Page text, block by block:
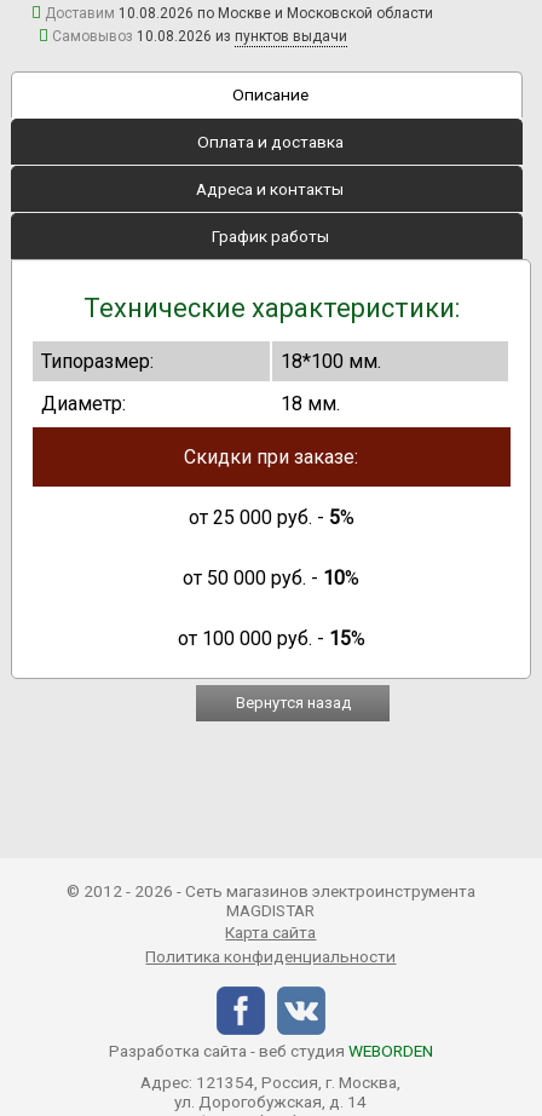
Доставим 10.08.2026 по Москве и Московской области
Самовывоз 10.08.2026 из пунктов выдачи
Описание
Оплата и доставка
Адреса и контакты
График работы
Технические характеристики:
Типоразмер:
18*100 мм.
Диаметр:
18 мм.
Скидки при заказе:
от 25 000руб. - 5%
от 50 000 руб. - 10%
от 100 000руб. - 15%
Вернутся назад
© 2012 - 2026 - Сеть магазинов электроинструмента
MAGDISTAR
Карта сайта
Политика конфиденциальности
Разработка сайта - веб студия WEBORDEN
Адрес: 121354, Россия, г. Москва,
ул. Дорогобужская, д. 14